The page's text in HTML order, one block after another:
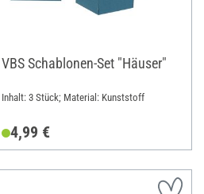
VBS Schablonen-Set "Häuser"
Inhalt: 3 Stück; Material: Kunststoff
4,99 €